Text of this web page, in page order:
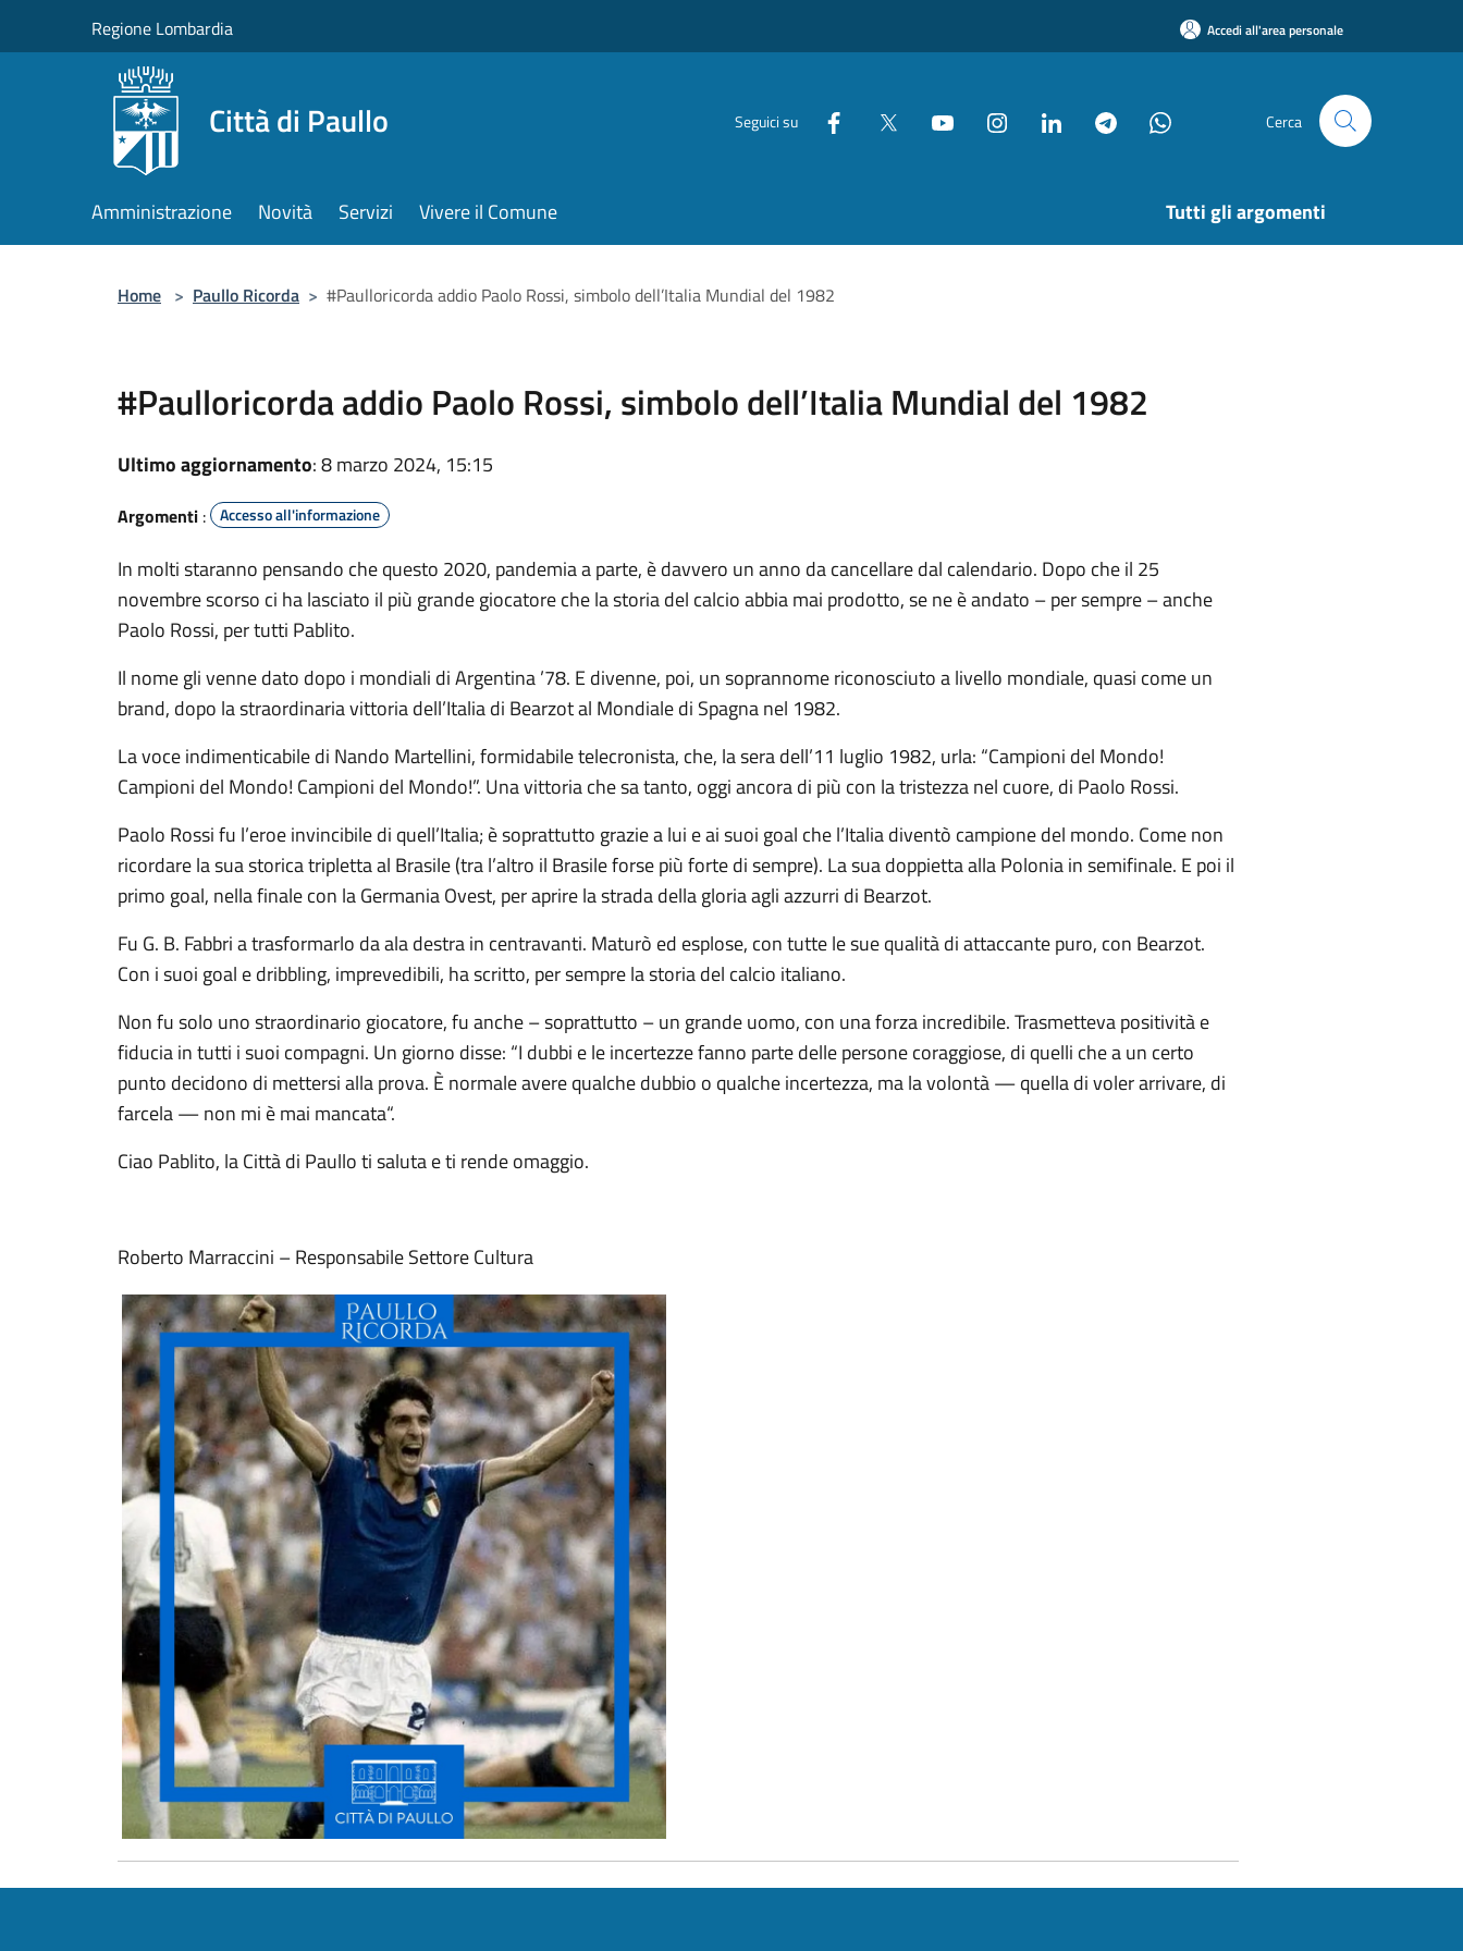
Regione Lombardia Accedi all'area personale
Città di Paullo Seguici su Cerca
Amministrazione Novità Servizi Vivere il Comune Tutti gli argomenti
Home > Paullo Ricorda > #Paulloricorda addio Paolo Rossi, simbolo dell’Italia Mundial del 1982
#Paulloricorda addio Paolo Rossi, simbolo dell’Italia Mundial del 1982
Ultimo aggiornamento: 8 marzo 2024, 15:15
Argomenti : Accesso all'informazione
In molti staranno pensando che questo 2020, pandemia a parte, è davvero un anno da cancellare dal calendario. Dopo che il 25
novembre scorso ci ha lasciato il più grande giocatore che la storia del calcio abbia mai prodotto, se ne è andato – per sempre – anche
Paolo Rossi, per tutti Pablito.
Il nome gli venne dato dopo i mondiali di Argentina ’78. E divenne, poi, un soprannome riconosciuto a livello mondiale, quasi come un
brand, dopo la straordinaria vittoria dell’Italia di Bearzot al Mondiale di Spagna nel 1982.
La voce indimenticabile di Nando Martellini, formidabile telecronista, che, la sera dell’11 luglio 1982, urla: “Campioni del Mondo!
Campioni del Mondo! Campioni del Mondo!”. Una vittoria che sa tanto, oggi ancora di più con la tristezza nel cuore, di Paolo Rossi.
Paolo Rossi fu l’eroe invincibile di quell’Italia; è soprattutto grazie a lui e ai suoi goal che l’Italia diventò campione del mondo. Come non
ricordare la sua storica tripletta al Brasile (tra l’altro il Brasile forse più forte di sempre). La sua doppietta alla Polonia in semifinale. E poi il
primo goal, nella finale con la Germania Ovest, per aprire la strada della gloria agli azzurri di Bearzot.
Fu G. B. Fabbri a trasformarlo da ala destra in centravanti. Maturò ed esplose, con tutte le sue qualità di attaccante puro, con Bearzot.
Con i suoi goal e dribbling, imprevedibili, ha scritto, per sempre la storia del calcio italiano.
Non fu solo uno straordinario giocatore, fu anche – soprattutto – un grande uomo, con una forza incredibile. Trasmetteva positività e
fiducia in tutti i suoi compagni. Un giorno disse: “I dubbi e le incertezze fanno parte delle persone coraggiose, di quelli che a un certo
punto decidono di mettersi alla prova. È normale avere qualche dubbio o qualche incertezza, ma la volontà — quella di voler arrivare, di
farcela — non mi è mai mancata“.
Ciao Pablito, la Città di Paullo ti saluta e ti rende omaggio.
Roberto Marraccini – Responsabile Settore Cultura